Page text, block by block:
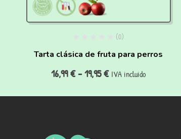
(0)
Tarta clásica de fruta para perros
16,99€-19,95€ IVA incluido